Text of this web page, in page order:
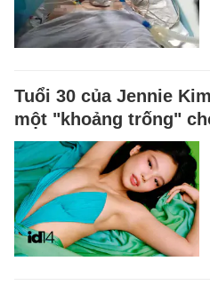
Tuổi 30 của Jennie
một "khoảng trống"